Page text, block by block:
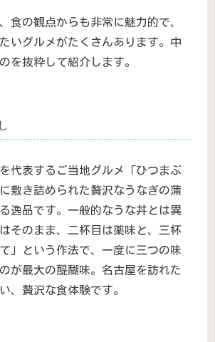
食の観点からも非常に魅力的で、
いグルメがたくさんあります。中
を抜粋して紹介します。
代表するご当地グルメ「ひつまぶ
敷き詰められた贅沢なうなぎの蒲
逸品です。一般的なうな丼とは異
そのまま、二杯目は薬味と、三杯
」という作法で、一度に三つの味
が最大の醍醐味。名古屋を訪れた
、贅沢な食体験です。